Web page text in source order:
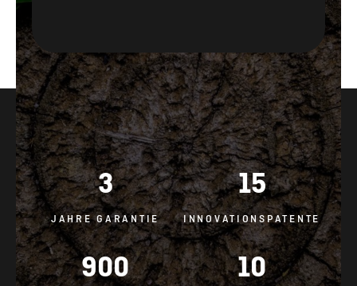
3
JAHRE GARANTIE
15
INNOVATIONSPATENTE
900 10